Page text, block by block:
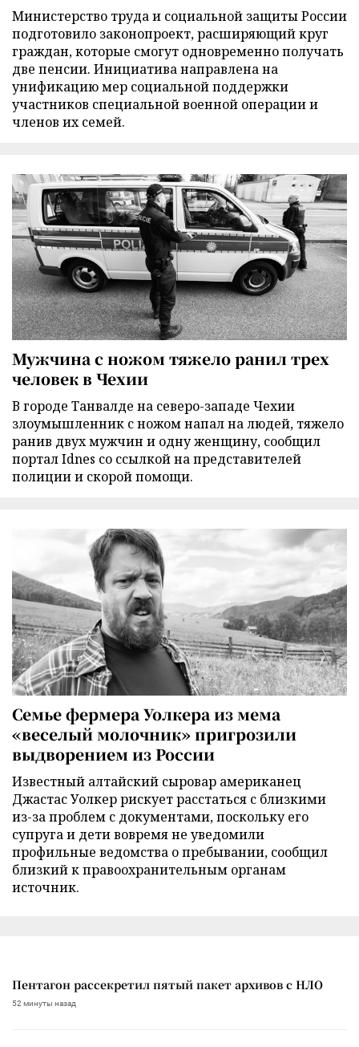
Министерство труда и социальной защиты России
подготовило законопроект, расширяющий круг
граждан, которые смогут одновременно получать
две пенсии. Инициатива направлена на
унификацию мер социальной поддержки
участников специальной военной операции и
членов их семей.
Мужчина с ножом тяжело ранил трех
человек в Чехии
В городе Танвалде на северо-западе Чехии
злоумышленник с ножом напал на людей, тяжело
ранив двух мужчин и одну женщину, сообщил
портал Idnes со ссылкой на представителей
полиции и скорой помощи.
Семье фермера Уолкера из мема
«веселый молочник» пригрозили
выдворением из России
Известный алтайский сыровар американец
Джастас Уолкер рискует расстаться с близкими
из-за проблем с документами, поскольку его
супруга и дети вовремя не уведомили
профильные ведомства о пребывании, сообщил
близкий к правоохранительным органам
источник.
Пентагон рассекретил пятый пакет архивов с НЛО
52 минуты назад